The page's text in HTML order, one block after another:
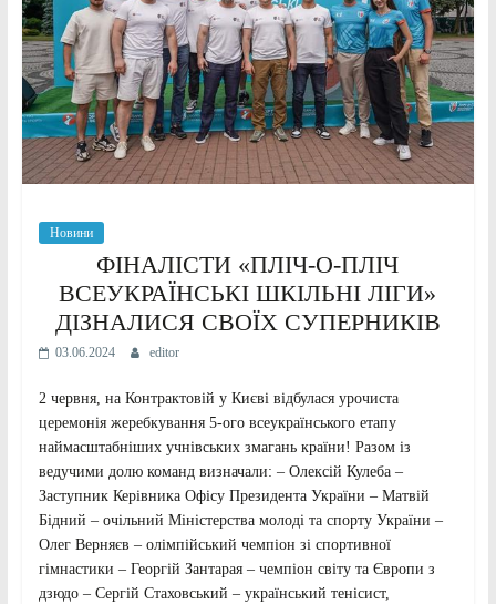
Новини
ФІНАЛІСТИ «ПЛІЧ-О-ПЛІЧ
ВСЕУКРАЇНСЬКІ ШКІЛЬНІ ЛІГИ»
ДІЗНАЛИСЯ СВОЇХ СУПЕРНИКІВ
03.06.2024 editor
2 червня, на Контрактовій у Києві відбулася урочиста
церемонія жеребкування 5-ого всеукраїнського етапу
наймасштабніших учнівських змагань країни! Разом із
ведучими долю команд визначали: – Олексій Кулеба –
Заступник Керівника Офісу Президента України – Матвій
Бідний – очільний Міністерства молоді та спорту України –
Олег Верняєв – олімпійський чемпіон зі спортивної
гімнастики – Георгій Зантарая – чемпіон світу та Європи з
дзюдо – Сергій Стаховський – український тенісист,